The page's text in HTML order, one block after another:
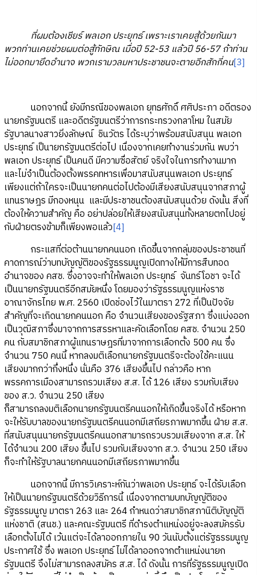
ที่ผมต้องเชียร์ พลเอก ประยุทธ์ เพราะเราเคยสู้ด้วยกันมา
พวกท่านเคยช่วยผมต่อสู้ทักษิณ เมื่อปี 52-53 แล้วปี 56-57 ถ้าท่าน
ไม่ออกมายึดอำนาจ พวกเรามวลมหาประชาชนจะตายอีกสักกี่คน[3]
นอกจากนี้ ยังมีกรณีของพลเอก ยุทธศักดิ์ ศศิประภา อดีตรอง
นายกรัฐมนตรี และอดีตรัฐมนตรีว่าการกระทรวงกลาโหม ในสมัย
รัฐบาลนางสาวยิ่งลักษณ์ ชินวัตร ได้ระบุว่าพร้อมสนับสนุน พลเอก
ประยุทธ์ เป็นายกรัฐมนตรีต่อไป เนื่องจากเคยทำงานร่วมกัน พบว่า
พลเอก ประยุทธ์ เป็นคนดี มีความซื่อสัตย์ จริงใจในการทำงานมาก
และไม่จำเป็นต้องตั้งพรรคทหารเพื่อมาสนับสนุนพลเอก ประยุทธ์
เพียงแต่ถ้าใครจะเป็นนายกคนต่อไปต้องมีเสียงสนับสนุนจากสภาผู้
แทนราษฎร มีกองหนุน และมีประชาชนต้องสนับสนุนด้วย ดังนั้น สิ่งที่
ต้องให้ความสำคัญ คือ อย่าปล่อยให้เสียงสนับสนุนทั้งหลายตกไปอยู่
กับฝ่ายตรงข้ามก็เพียงพอแล้ว[4]
กระแสที่ต่อต้านนายกคนนอก เกิดขึ้นจากกลุ่มของประชาชนที่
คาดการณ์ว่าบทบัญญัติของรัฐธรรมนูญเปิดทางให้มีการสืบทอด
อำนาจของ คสช. ซึ่งอาจจะทำให้พลเอก ประยุทธ์ จันทร์โอชา จะได้
เป็นนายกรัฐมนตรีอีกสมัยหนึ่ง โดยมองว่ารัฐธรรมนูญแห่งราช
อาณาจักรไทย พ.ศ. 2560 เปิดช่องไว้ในมาตรา 272 ที่เป็นปัจจัย
สำคัญที่จะเกิดนายกคนนอก คือ จำนวนเสียงของรัฐสภา ซึ่งแบ่งออก
เป็นวุฒิสภาซึ่งมาจากการสรรหาและคัดเลือกโดย คสช. จำนวน 250
คน กับสมาชิกสภาผู้แทนราษฎรที่มาจากการเลือกตั้ง 500 คน ซึ่ง
จำนวน 750 คนนี้ หากลงมติเลือกนายกรัฐมนตรีจะต้องใช้คะแนน
เสียงมากกว่ากึ่งหนึ่ง นั่นคือ 376 เสียงขึ้นไป กล่าวคือ หาก
พรรคการเมืองสามารถรวมเสียง ส.ส. ได้ 126 เสียง รวมกับเสียง
ของ ส.ว. จำนวน 250 เสียง
ก็สามารถลงมติเลือกนายกรัฐมนตรีคนนอกให้เกิดขึ้นจริงได้ หรือหาก
จะให้รับบาลของนายกรัฐมนตรีคนนอกมีเสถียรภาพมากขึ้น ฝ่าย ส.ส.
ที่สนับสนุนนายกรัฐมนตรีคนนอกสามารถรวบรวมเสียงจาก ส.ส. ให้
ได้จำนวน 200 เสียง ขึ้นไป รวมกับเสียงจาก ส.ว. จำนวน 250 เสียง
ก็จะทำให้รัฐบาลนายกคนนอกมีเสถียรภาพมากขึ้น
นอกจากนี้ มีการวิเคราะห์กันว่าพลเอก ประยุทธ์ จะได้รับเลือก
ให้เป็นนายกรัฐมนตรีด้วยวิธีการนี้ เนื่องจากตามบทบัญญัติของ
รัฐธรรมนูญ มาตรา 263 และ 264 กำหนดว่าสมาชิกสภานิติบัญญัติ
แห่งชาติ (สนช.) และคณะรัฐมนตรี ที่ดำรงตำแหน่งอยู่จะลงสมัครรับ
เลือกตั้งไม่ได้ เว้นแต่จะได้ลาออกภายใน 90 วันนับตั้งแต่รัฐธรรมนูญ
ประกาศใช้ ซึ่ง พลเอก ประยุทธ์ ไม่ได้ลาออกจากตำแหน่งนายก
รัฐมนตรี จึงไม่สามารถลงสมัคร ส.ส. ได้ ดังนั้น การที่รัฐธรรมนูญเปิด